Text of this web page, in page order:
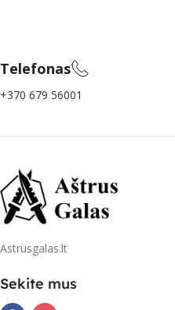
Telefonas
+370 679 56001
Astrusgalas.lt
Sekite mus